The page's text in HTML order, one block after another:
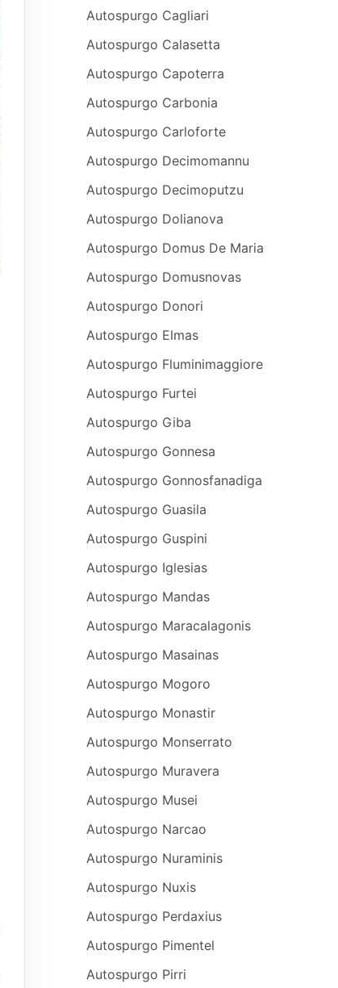
Autospurgo Cagliari
Autospurgo Calasetta
Autospurgo Capoterra
Autospurgo Carbonia
Autospurgo Carloforte
Autospurgo Decimomannu
Autospurgo Decimoputzu
Autospurgo Dolianova
Autospurgo Domus De Maria
Autospurgo Domusnovas
Autospurgo Donori
Autospurgo Elmas
Autospurgo Fluminimaggiore
Autospurgo Furtei
Autospurgo Giba
Autospurgo Gonnesa
Autospurgo Gonnosfanadiga
Autospurgo Guasila
Autospurgo Guspini
Autospurgo Iglesias
Autospurgo Mandas
Autospurgo Maracalagonis
Autospurgo Masainas
Autospurgo Mogoro
Autospurgo Monastir
Autospurgo Monserrato
Autospurgo Muravera
Autospurgo Musei
Autospurgo Narcao
Autospurgo Nuraminis
Autospurgo Nuxis
Autospurgo Perdaxius
Autospurgo Pimentel
Autospurgo Pirri